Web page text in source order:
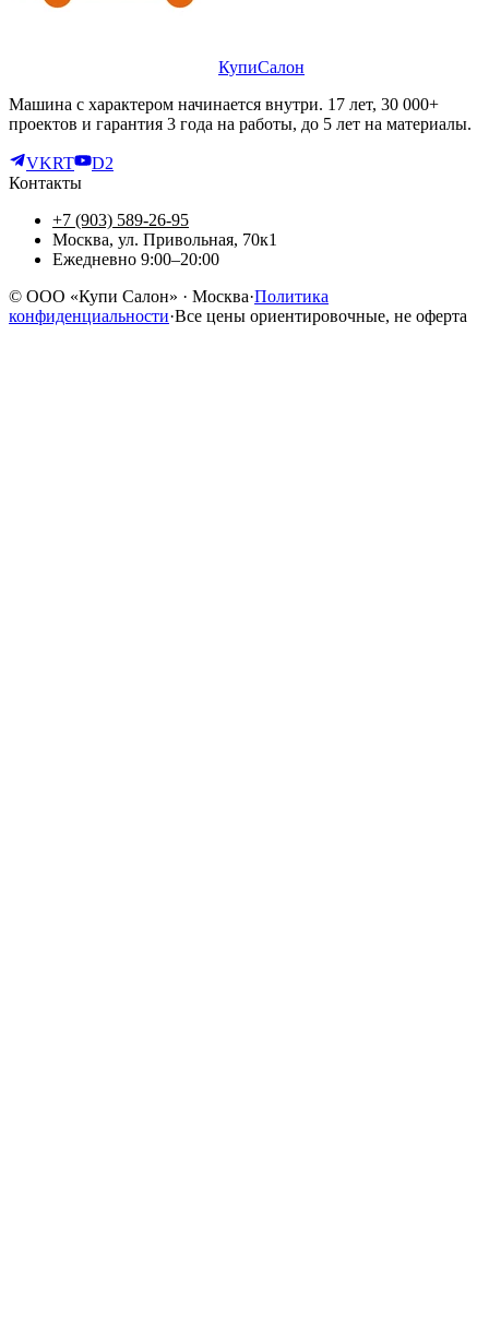
КупиСалон
Машина с характером начинается внутри. 17 лет, 30 000+
проектов и гарантия 3 года на работы, до 5 лет на материалы.
VKRT
D2
Контакты
+7 (903) 589-26-95
Москва, ул. Привольная, 70к1
Ежедневно 9:00–20:00
© ООО «Купи Салон» · Москва·Политика
конфиденциальности·Все цены ориентировочные, не оферта